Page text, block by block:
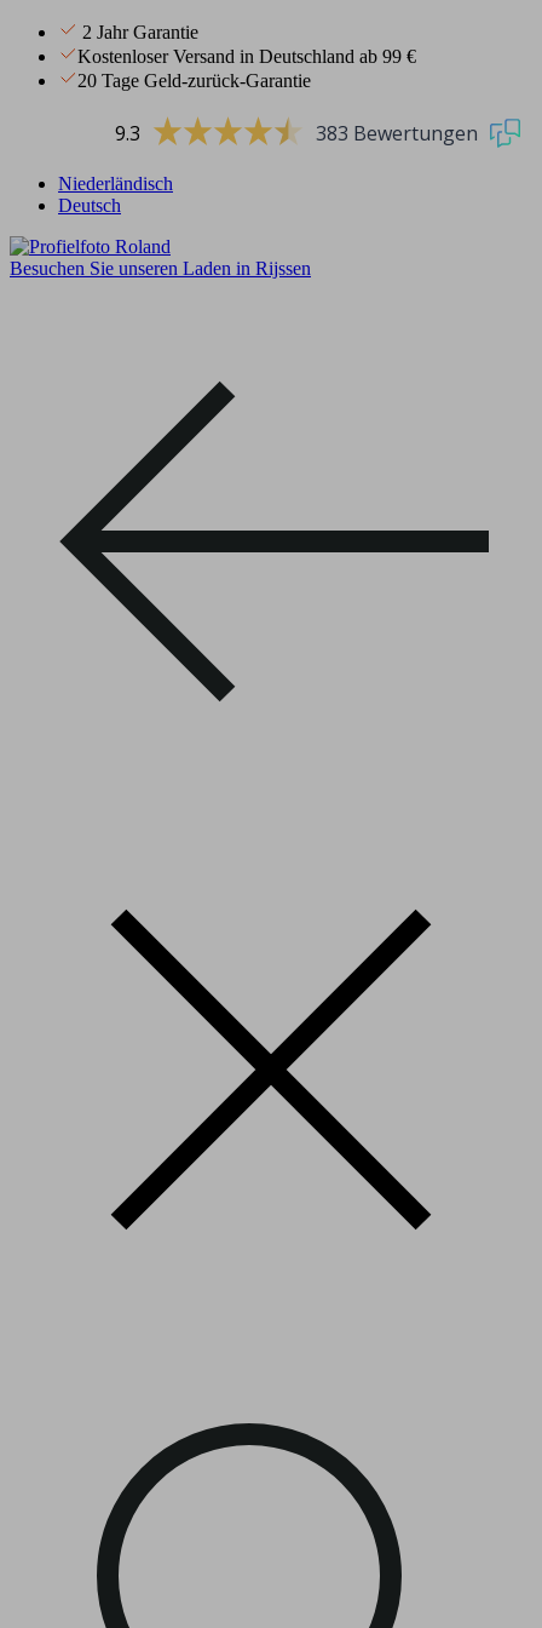
2 Jahr Garantie
Kostenloser Versand in Deutschland ab 99 €
20 Tage Geld-zurück-Garantie
9.3 383 Bewertungen
Niederländisch
Deutsch
Besuchen Sie unseren Laden in Rijssen